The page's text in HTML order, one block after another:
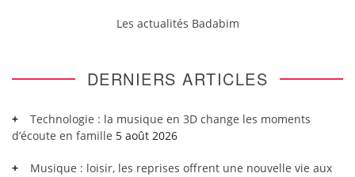
Les actualités Badabim
DERNIERS ARTICLES
Technologie : la musique en 3D change les moments
d’écoute en famille 5 août 2026
Musique : loisir, les reprises offrent une nouvelle vie aux